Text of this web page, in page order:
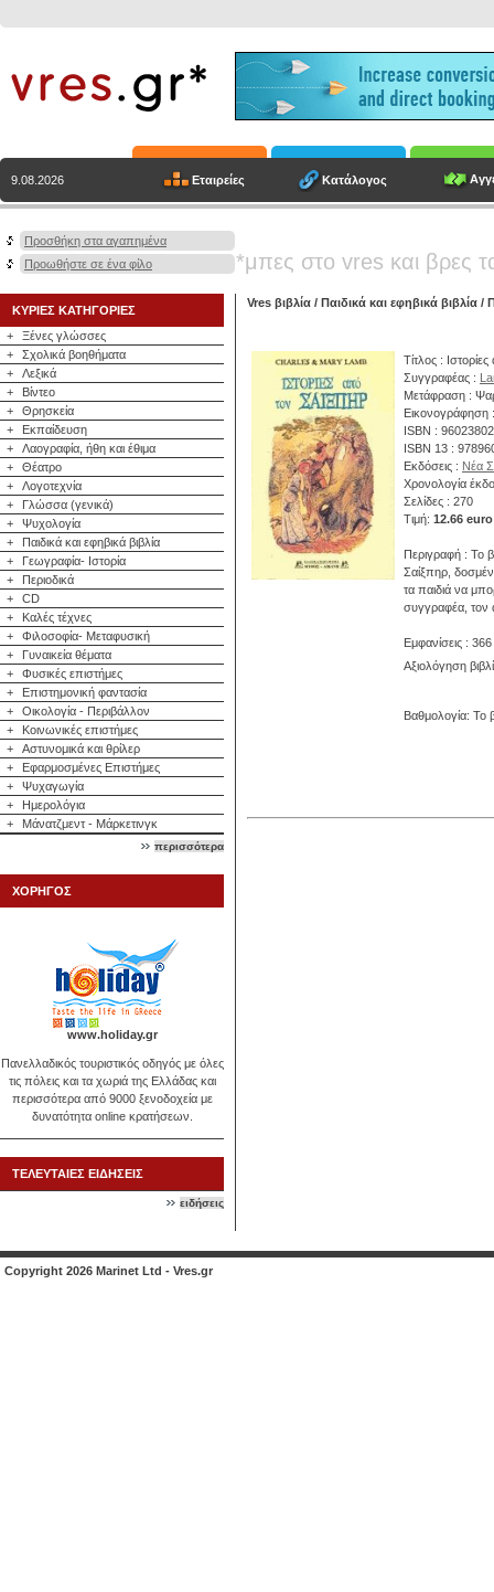
9.08.2026 Εταιρείες Κατάλογος
Προσθήκη στα αγαπημένα
Προωθήστε σε ένα φίλο
*μπες στο vres και βρες
ΚΥΡΙΕΣ ΚΑΤΗΓΟΡΙΕΣ
+
Ξένες γλώσσες
+
Σχολικά βοηθήματα
+
Λεξικά
+
Βίντεο
+
Θρησκεία
+
Εκπαίδευση
+
Λαογραφία, ήθη και έθιμα
+
Θέατρο
+
Λογοτεχνία
+
Γλώσσα (γενικά)
+
Ψυχολογία
+
Παιδικά και εφηβικά βιβλία
+
Γεωγραφία- Ιστορία
+
Περιοδικά
+
CD
+
Καλές τέχνες
+
Φιλοσοφία- Μεταφυσική
+
Γυναικεία θέματα
+
Φυσικές επιστήμες
+
Επιστημονική φαντασία
+
Οικολογία - Περιβάλλον
+
Κοινωνικές επιστήμες
+
Αστυνομικά και θρίλερ
+
Εφαρμοσμένες Επιστήμες
+
Ψυχαγωγία
+
Ημερολόγια
+
Μάνατζμεντ - Μάρκετινγκ
περισσότερα
ΧΟΡΗΓΟΣ
www.holiday.gr
Πανελλαδικός τουριστικός οδηγός με όλες
τις πόλεις και τα χωριά της Ελλάδας και
περισσότερα από 9000 ξενοδοχεία με
δυνατότητα online κρατήσεων.
ΤΕΛΕΥΤΑΙΕΣ ΕΙΔΗΣΕΙΣ
ειδήσεις
Vres βιβλία / Παιδικά και εφηβικά βιβλία /
Τίτλος :
Συγγραφέας :
Μετάφραση :
Εικονογράφηση
ISBN :
ISBN 13 :
Εκδόσεις : Νέα
Χρονολογία
Σελίδες : 270
Τιμή: 12.66 euro
Περιγραφή : Το
Σαίξπηρ,
τα παιδιά να
συγγραφέα, τον
Εμφανίσεις : 366
Αξιολόγηση
Βαθμολογία: Το
Copyright 2026 Marinet Ltd - Vres.gr